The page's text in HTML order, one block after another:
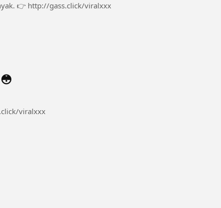
Yang lihat biasanya langsung pengen tahu lebih banyak. 👉 http://gass.click/viralxxx
👉 http://gass.click/viralxxx